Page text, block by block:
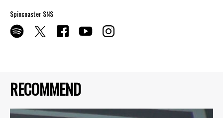
RECOMMEND
Spincoaster SNS